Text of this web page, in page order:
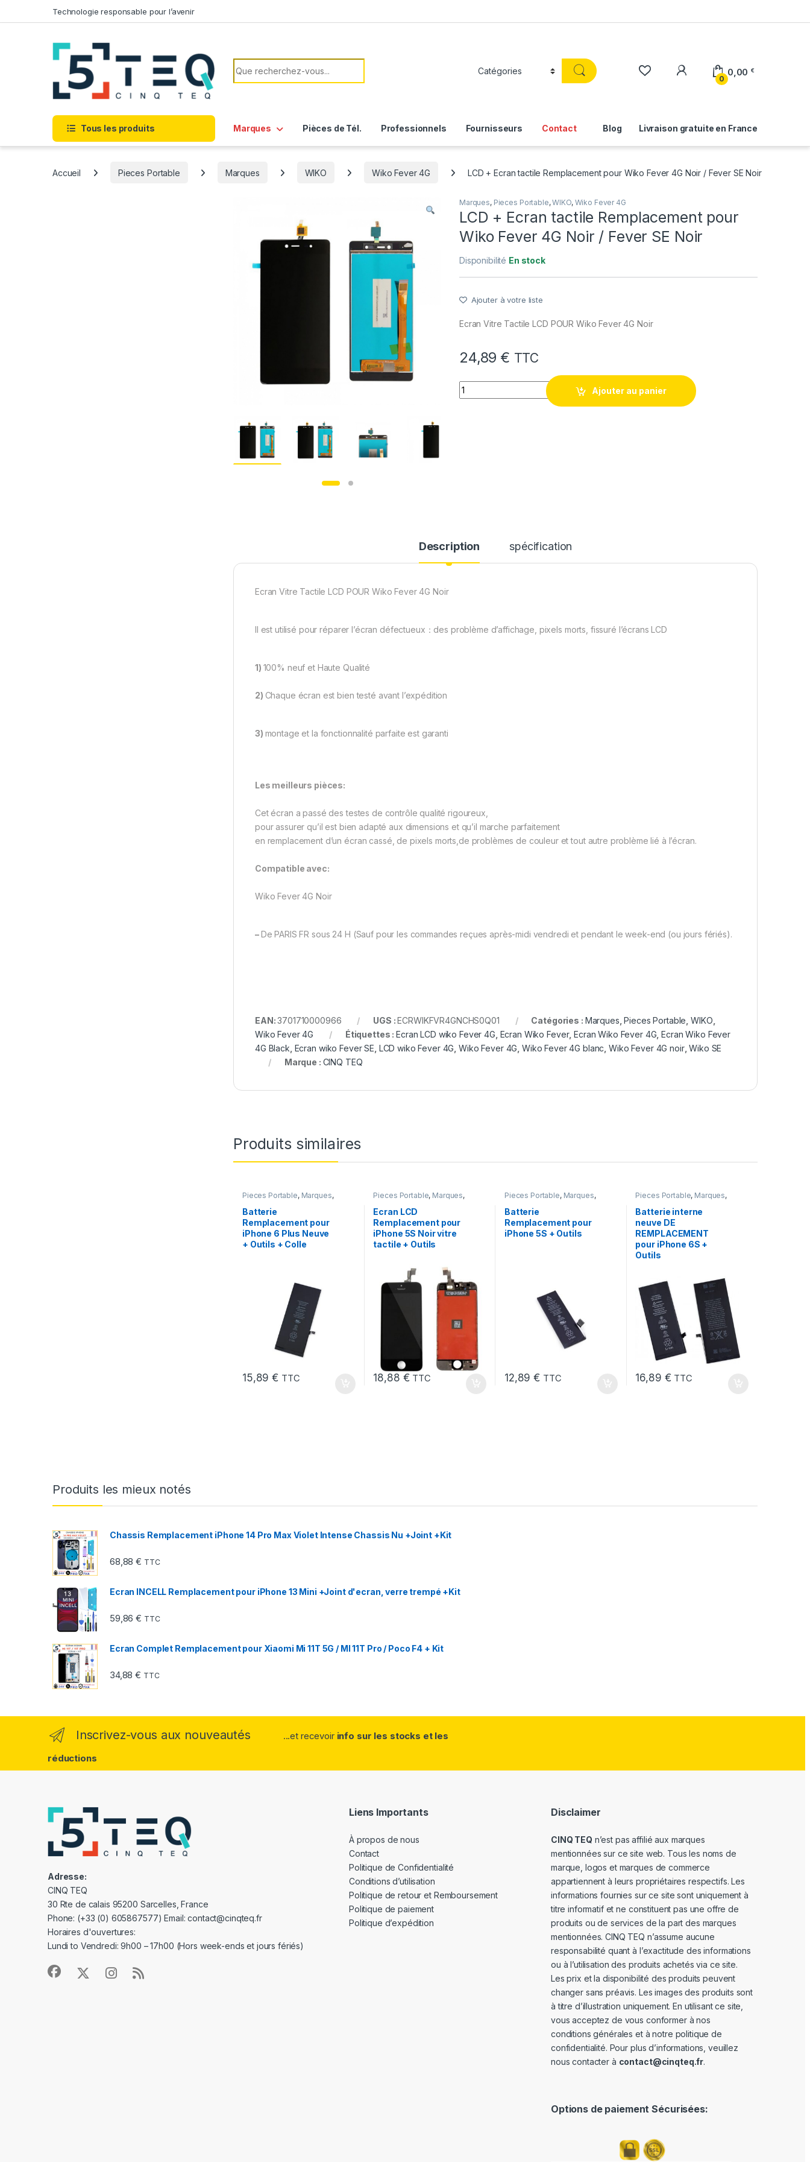
Technologie responsable pour l’avenir
Rechercher:
0
0,00 €
Tous les produits Marques Pièces de Tél. Professionnels Fournisseurs Contact Livraison gratuite en France
Blog
Accueil Pieces Portable Marques WIKO Wiko Fever 4G LCD + Ecran tactile Remplacement pour Wiko Fever 4G Noir / Fever SE Noir
Marques, Pieces Portable,WIKO, Wiko Fever 4G
LCD + Ecran tactile Remplacement pour
Wiko Fever 4G Noir / Fever SE Noir
Disponibilité En stock
Ajouter à votre liste
Ecran Vitre Tactile LCD POUR Wiko Fever 4G Noir
24,89 € TTC
quantité de LCD + Ecran tactile Remplacement pour Wiko Fever 4G Noir / Fever SE
Ajouter au panier
Description spécification
Ecran Vitre Tactile LCD POUR Wiko Fever 4G Noir
Il est utilisé pour réparer l’écran défectueux：des problème d’affichage, pixels morts, fissuré l’écrans LCD
1) 100% neuf et Haute Qualité
2) Chaque écran est bien testé avant l’expédition
3) montage et la fonctionnalité parfaite est garanti
Les meilleurs pièces:
Cet écran a passé des testes de contrôle qualité rigoureux,
pour assurer qu’il est bien adapté aux dimensions et qu’il marche parfaitement
en remplacement d’un écran cassé, de pixels morts,de problèmes de couleur et tout autre problème lié à l’écran.
Compatible avec:
Wiko Fever 4G Noir
–De PARIS FR sous 24 H (Sauf pour les commandes reçues après-midi vendredi et pendant le week-end (ou jours fériés).
EAN:3701710000966 UGS :ECRWIKFVR4GNCHS0Q01 Catégories : Marques ,Pieces Portable ,WIKO
Wiko Fever 4G
Étiquettes :Ecran LCD wiko Fever 4G Ecran Wiko Fever,Ecran Wiko Fever 4G ,Ecran Wiko Fever
4G Black Ecran wiko Fever SE LCD wiko Fever 4G ,Wiko Fever 4G Wiko Fever 4G blanc ,Wiko Fever 4G noir,Wiko SE
Marque : CINQ TEQ
Produits similaires
Pieces Portable, Marques,
Batteries et
chargeurs
Batterie
Remplacement pour
iPhone 6 Plus Neuve
+ Outils + Colle
15,89€ TTC
Pieces Portable, Marques,
iPhone 5s
Ecran LCD
Remplacement pour
iPhone 5S Noir vitre
tactile + Outils
18,88 € TTC
Pieces Portable, Marques,
iPhone 5s
Batteries et
chargeurs
Batterie
Remplacement pour
iPhone 5S + Outils
12,89€ TTC
Pieces Portable, Marques,
iPhone 6s
Batteries et
chargeurs ,Batteries
Apple
Batterie interne
neuve DE
REMPLACEMENT
pour iPhone 6S +
Outils
16,89 € TTC
Produits les mieux notés
Chassis Remplacement iPhone 14 Pro Max Violet Intense Chassis Nu +Joint +Kit
68,88€ TTC
Ecran INCELL Remplacement pour iPhone 13 Mini +Joint d'ecran, verre trempé +Kit
59,86€ TTC
Ecran Complet Remplacement pour Xiaomi Mi 11T 5G / MI 11T Pro / Poco F4 + Kit
34,88€ TTC
Inscrivez-vous aux nouveautés ...et recevoir info sur les stocks et les
réductions
Adresse:
CINQ TEQ
30 Rte de calais 95200 Sarcelles, France
Phone: (+33 (0) 605867577) Email: contact@cinqteq.fr
Horaires d'ouvertures:
Lundi to Vendredi: 9h00 – 17h00 (Hors week-ends et jours fériés)
Liens Importants
À propos de nous
Contact
Politique de Confidentialité
Conditions d’utilisation
Politique de retour et Remboursement
Politique de paiement
Politique d’expédition
Disclaimer
CINQ TEQ n’est pas affilié aux marques
mentionnées sur ce site web. Tous les noms de
marque, logos et marques de commerce
appartiennent à leurs propriétaires respectifs. Les
informations fournies sur ce site sont uniquement à
titre informatif et ne constituent pas une offre de
produits ou de services de la part des marques
mentionnées. CINQ TEQ n’assume aucune
responsabilité quant à l’exactitude des informations
ou à l’utilisation des produits achetés via ce site.
Les prix et la disponibilité des produits peuvent
changer sans préavis. Les images des produits sont
à titre d’illustration uniquement. En utilisant ce site,
vous acceptez de vous conformer à nos
conditions générales et à notre politique de
confidentialité. Pour plus d’informations, veuillez
nous contacter à contact@cinqteq.fr.
Options de paiement Sécurisées: